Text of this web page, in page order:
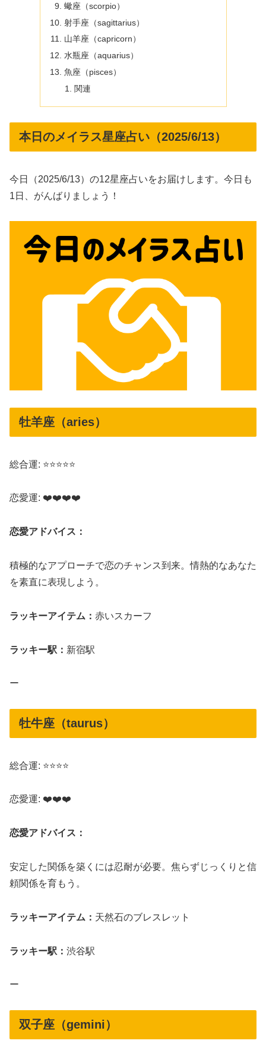
蠍座（scorpio）
射手座（sagittarius）
山羊座（capricorn）
水瓶座（aquarius）
魚座（pisces）
関連
本日のメイラス星座占い（2025/6/13）
今日（2025/6/13）の12星座占いをお届けします。今日も
1日、がんばりましょう！
牡羊座（aries）
総合運: ⭐⭐⭐⭐⭐
恋愛運: ❤️❤️❤️❤️
恋愛アドバイス：
積極的なアプローチで恋のチャンス到来。情熱的なあなた
を素直に表現しよう。
ラッキーアイテム： 赤いスカーフ
ラッキー駅： 新宿駅
ー
牡牛座（taurus）
総合運: ⭐⭐⭐⭐
恋愛運: ❤️❤️❤️
恋愛アドバイス：
安定した関係を築くには忍耐が必要。焦らずじっくりと信
頼関係を育もう。
ラッキーアイテム： 天然石のブレスレット
ラッキー駅： 渋谷駅
ー
双子座（gemini）